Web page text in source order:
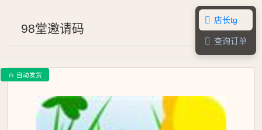
98堂邀请码
 店长tg
 查询订单
 自动发货